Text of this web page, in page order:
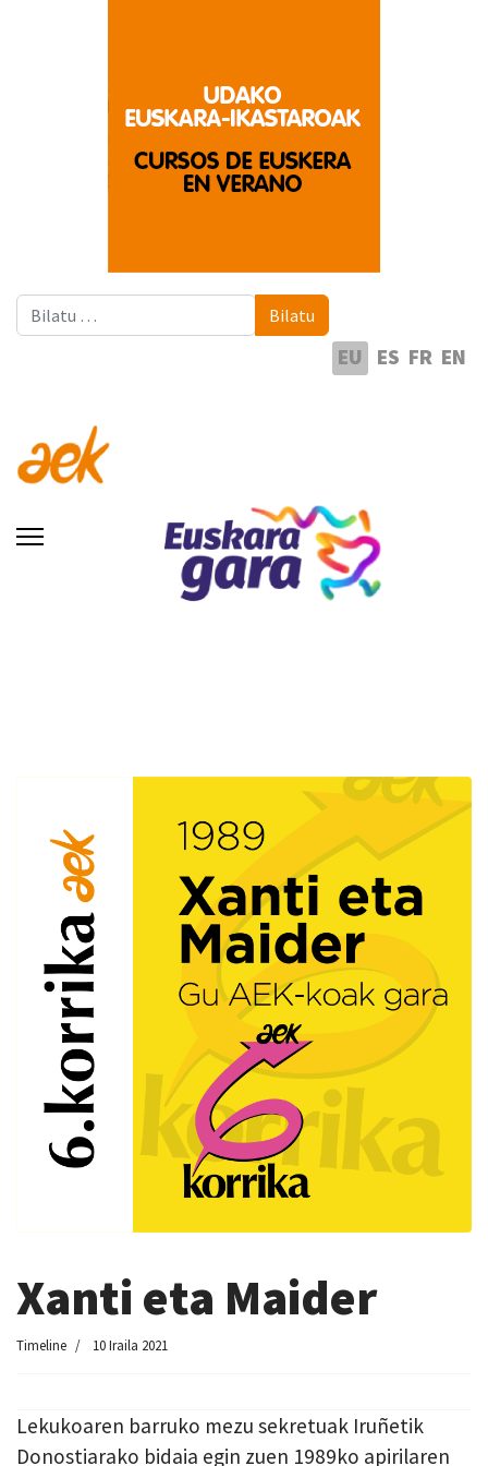
Bilatu Bilatu
EU ES FR EN
Xanti eta Maider
Timeline 10 Iraila 2021
Lekukoaren barruko mezu sekretuak Iruñetik
Donostiarako bidaia egin zuen 1989ko apirilaren